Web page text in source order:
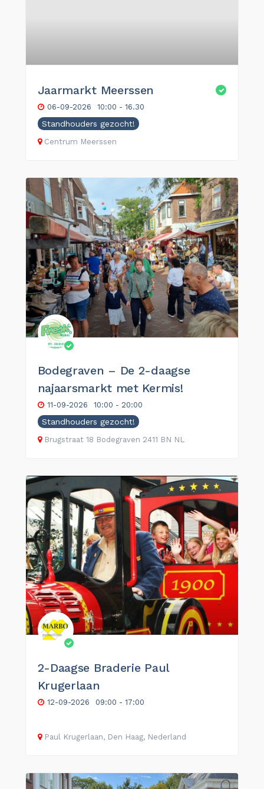
Jaarmarkt Meerssen
06-09-2026 10:00 - 16.30
Standhouders gezocht!
Centrum Meerssen
Bodegraven – De 2-daagse
najaarsmarkt met Kermis!
11-09-2026 10:00 - 20:00
Standhouders gezocht!
Brugstraat 18 Bodegraven 2411 BN NL
2-Daagse Braderie Paul
Krugerlaan
12-09-2026 09:00 - 17:00
Paul Krugerlaan, Den Haag, Nederland